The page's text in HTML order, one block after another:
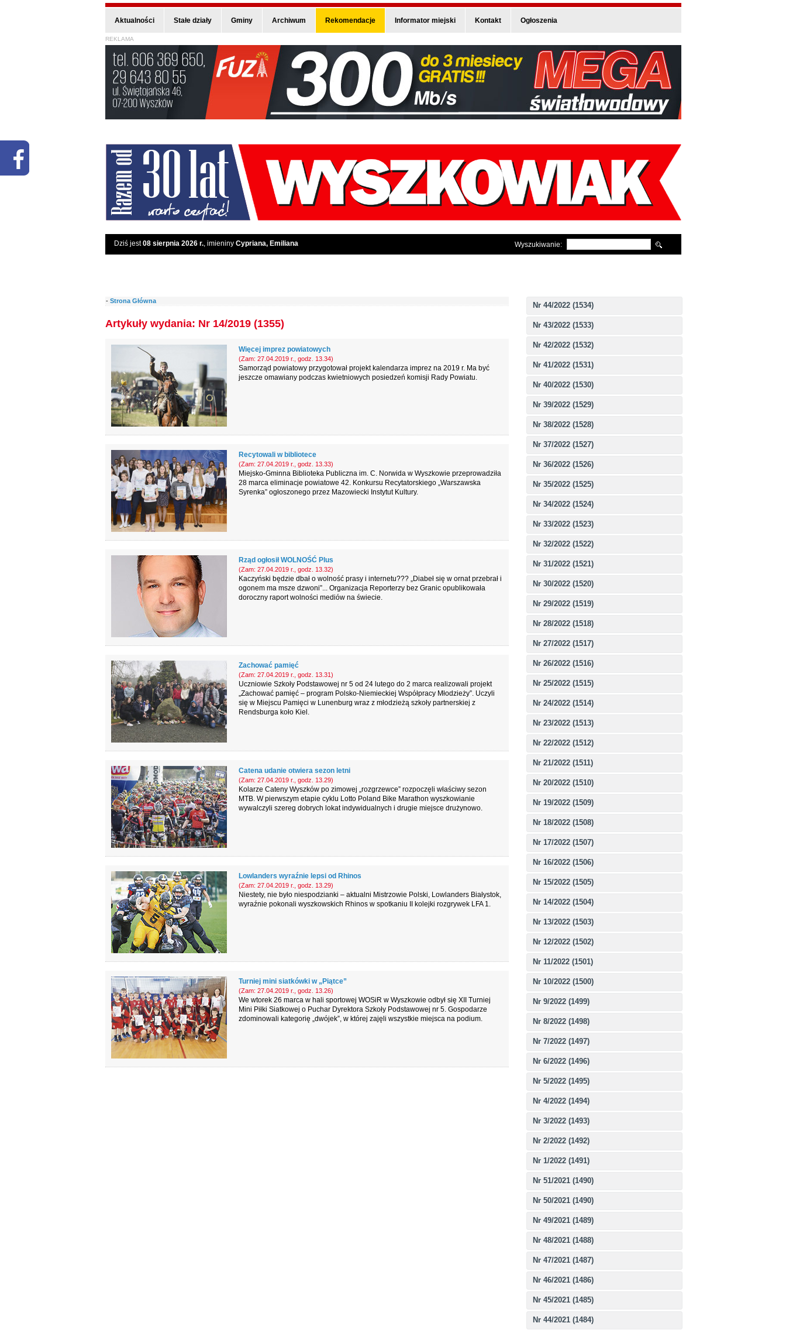
Aktualności Stałe działy Gminy Archiwum Rekomendacje Informator miejski Kontakt Ogłoszenia
REKLAMA
Dziś jest08 sierpnia 2026 r., imieniny Cypriana, Emiliana Wyszukiwanie:
Nr 44/2022 (1534)
Nr 43/2022 (1533)
Nr 42/2022 (1532)
Nr 41/2022 (1531)
Nr 40/2022 (1530)
Nr 39/2022 (1529)
Nr 38/2022 (1528)
Nr 37/2022 (1527)
Nr 36/2022 (1526)
Nr 35/2022 (1525)
Nr 34/2022 (1524)
Nr 33/2022 (1523)
Nr 32/2022 (1522)
Nr 31/2022 (1521)
Nr 30/2022 (1520)
Nr 29/2022 (1519)
Nr 28/2022 (1518)
Nr 27/2022 (1517)
Nr 26/2022 (1516)
Nr 25/2022 (1515)
Nr 24/2022 (1514)
Nr 23/2022 (1513)
Nr 22/2022 (1512)
Nr 21/2022 (1511)
Nr 20/2022 (1510)
Nr 19/2022 (1509)
Nr 18/2022 (1508)
Nr 17/2022 (1507)
Nr 16/2022 (1506)
Nr 15/2022 (1505)
Nr 14/2022 (1504)
Nr 13/2022 (1503)
Nr 12/2022 (1502)
Nr 11/2022 (1501)
Nr 10/2022 (1500)
Nr 9/2022 (1499)
Nr 8/2022 (1498)
Nr 7/2022 (1497)
Nr 6/2022 (1496)
Nr 5/2022 (1495)
Nr 4/2022 (1494)
Nr 3/2022 (1493)
Nr 2/2022 (1492)
Nr 1/2022 (1491)
Nr 51/2021 (1490)
Nr 50/2021 (1490)
Nr 49/2021 (1489)
Nr 48/2021 (1488)
Nr 47/2021 (1487)
Nr 46/2021 (1486)
Nr 45/2021 (1485)
Nr 44/2021 (1484)
- Strona Główna
Artykuły wydania: Nr 14/2019 (1355)
Więcej imprez powiatowych
(Zam: 27.04.2019 r., godz. 13.34)
Samorząd powiatowy przygotował projekt kalendarza imprez na 2019 r. Ma być
jeszcze omawiany podczas kwietniowych posiedzeń komisji Rady Powiatu.
Recytowali w bibliotece
(Zam: 27.04.2019 r., godz. 13.33)
Miejsko-Gminna Biblioteka Publiczna im. C. Norwida w Wyszkowie przeprowadziła
28 marca eliminacje powiatowe 42. Konkursu Recytatorskiego „Warszawska
Syrenka” ogłoszonego przez Mazowiecki Instytut Kultury.
Rząd ogłosił WOLNOŚĆ Plus
(Zam: 27.04.2019 r., godz. 13.32)
Kaczyński będzie dbał o wolność prasy i internetu??? „Diabeł się w ornat przebrał i
ogonem ma msze dzwoni”... Organizacja Reporterzy bez Granic opublikowała
doroczny raport wolności mediów na świecie.
Zachować pamięć
(Zam: 27.04.2019 r., godz. 13.31)
Uczniowie Szkoły Podstawowej nr 5 od 24 lutego do 2 marca realizowali projekt
„Zachować pamięć – program Polsko-Niemieckiej Współpracy Młodzieży”. Uczyli
się w Miejscu Pamięci w Lunenburg wraz z młodzieżą szkoły partnerskiej z
Rendsburga koło Kiel.
Catena udanie otwiera sezon letni
(Zam: 27.04.2019 r., godz. 13.29)
Kolarze Cateny Wyszków po zimowej „rozgrzewce” rozpoczęli właściwy sezon
MTB. W pierwszym etapie cyklu Lotto Poland Bike Marathon wyszkowianie
wywalczyli szereg dobrych lokat indywidualnych i drugie miejsce drużynowo.
Lowlanders wyraźnie lepsi od Rhinos
(Zam: 27.04.2019 r., godz. 13.29)
Niestety, nie było niespodzianki – aktualni Mistrzowie Polski, Lowlanders Białystok,
wyraźnie pokonali wyszkowskich Rhinos w spotkaniu II kolejki rozgrywek LFA 1.
Turniej mini siatkówki w „Piątce”
(Zam: 27.04.2019 r., godz. 13.26)
We wtorek 26 marca w hali sportowej WOSiR w Wyszkowie odbył się XII Turniej
Mini Piłki Siatkowej o Puchar Dyrektora Szkoły Podstawowej nr 5. Gospodarze
zdominowali kategorię „dwójek”, w której zajęli wszystkie miejsca na podium.